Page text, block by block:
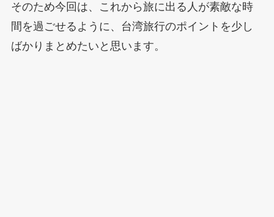
そのため今回は、これから旅に出る人が素敵な時
間を過ごせるように、台湾旅行のポイントを少し
ばかりまとめたいと思います。